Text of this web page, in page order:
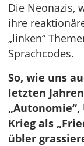
Die Neonazis,
ihre
„linken“
Sprachcodes.
So, wie uns
letzten
Krieg als
übler